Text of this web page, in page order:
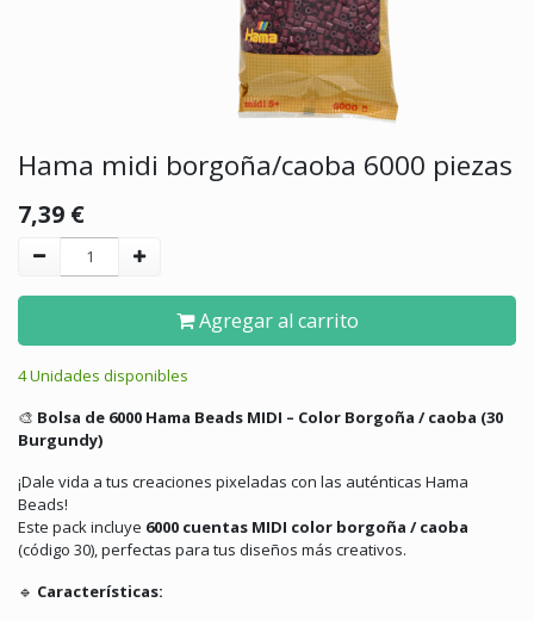
Hama midi borgoña/caoba 6000 piezas
7,39 €
Agregar al carrito
4 Unidades disponibles
🎨 Bolsa de 6000 Hama Beads MIDI – Color Borgoña / caoba (30
Burgundy)
¡Dale vida a tus creaciones pixeladas con las auténticas Hama
Beads!
Este pack incluye 6000 cuentas MIDI color borgoña / caoba
(código 30), perfectas para tus diseños más creativos.
🔹 Características: